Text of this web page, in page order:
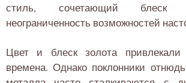
стиль, сочетающий блеск
неограниченность возможностей
Цвет и блеск золота
времена. Однако поклонники